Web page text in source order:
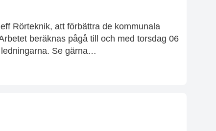
Rörteknik, att förbättra de kommunala
beräknas pågå till och med torsdag 06
Se gärna…